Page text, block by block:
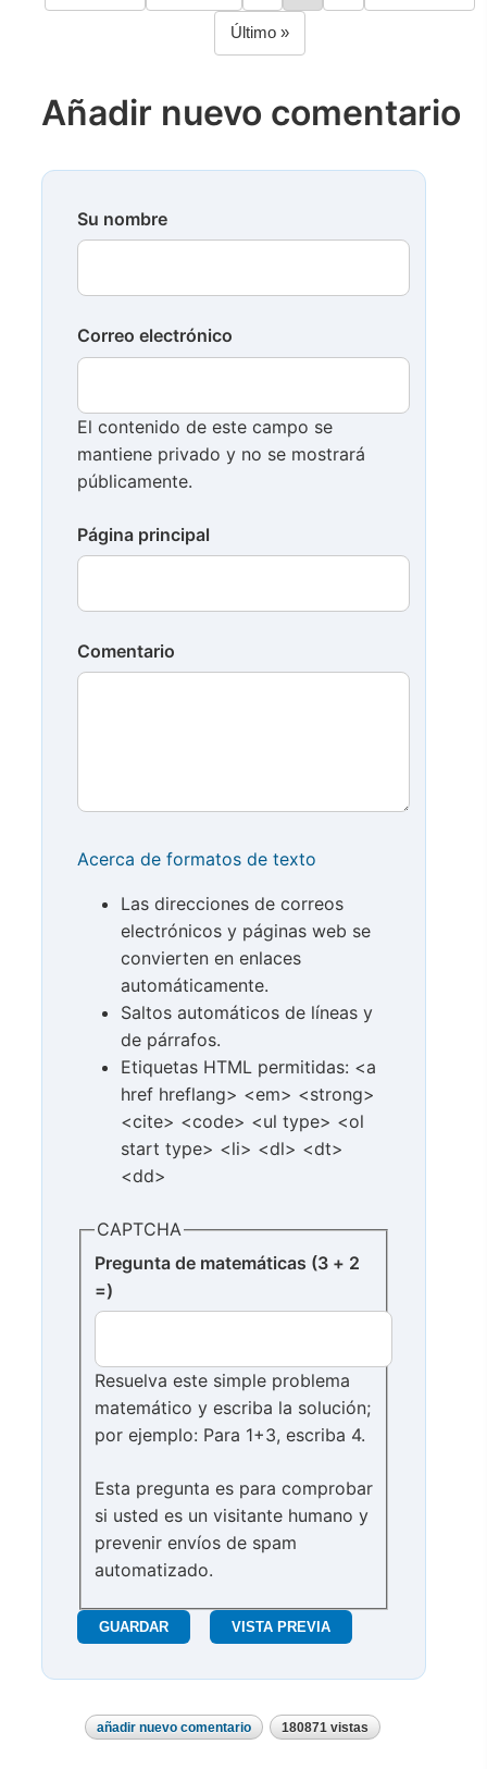
Paginación
página
anterior
página
Última
página
Último »
Añadir nuevo comentario
Su nombre
Correo electrónico
El contenido de este campo se
mantiene privado y no se mostrará
públicamente.
Página principal
Comentario
Acerca de formatos de texto
Las direcciones de correos
electrónicos y páginas web se
convierten en enlaces
automáticamente.
Saltos automáticos de líneas y
de párrafos.
Etiquetas HTML permitidas: <a
href hreflang> <em> <strong>
<cite> <code> <ul type> <ol
start type> <li> <dl> <dt>
<dd>
CAPTCHA
Pregunta de matemáticas (3 + 2
=)
Resuelva este simple problema
matemático y escriba la solución;
por ejemplo: Para 1+3, escriba 4.
Esta pregunta es para comprobar
si usted es un visitante humano y
prevenir envíos de spam
automatizado.
añadir nuevo comentario 180871 vistas